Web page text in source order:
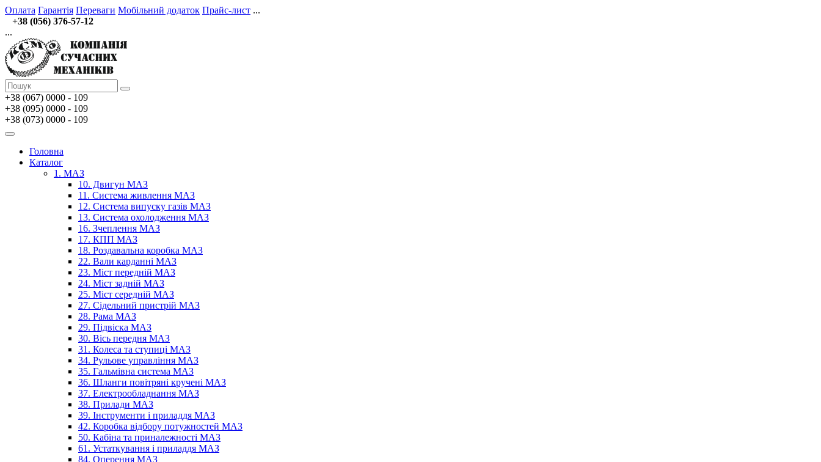
Оплата Гарантія Переваги Мобільний додаток Прайс-лист ...
+38 (056) 376-57-12
...
+38 (067) 0000 - 109
+38 (095) 0000 - 109
+38 (073) 0000 - 109
Головна
Каталог
1. МАЗ
10. Двигун МАЗ
11. Система живлення МАЗ
12. Система випуску газів МАЗ
13. Система охолодження МАЗ
16. Зчеплення МАЗ
17. КПП МАЗ
18. Роздавальна коробка МАЗ
22. Вали карданні МАЗ
23. Міст передній МАЗ
24. Міст задній МАЗ
25. Міст середній МАЗ
27. Сідельний пристрій МАЗ
28. Рама МАЗ
29. Підвіска МАЗ
30. Вісь передня МАЗ
31. Колеса та ступиці МАЗ
34. Рульове управління МАЗ
35. Гальмівна система МАЗ
36. Шланги повітряні кручені МАЗ
37. Електрообладнання МАЗ
38. Прилади МАЗ
39. Інструменти і приладдя МАЗ
42. Коробка відбору потужностей МАЗ
50. Кабіна та приналежності МАЗ
61. Устаткування і приладдя МАЗ
84. Оперення МАЗ